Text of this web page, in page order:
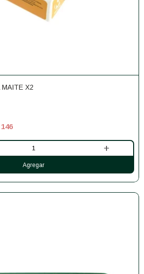
MAITE X2
146
+